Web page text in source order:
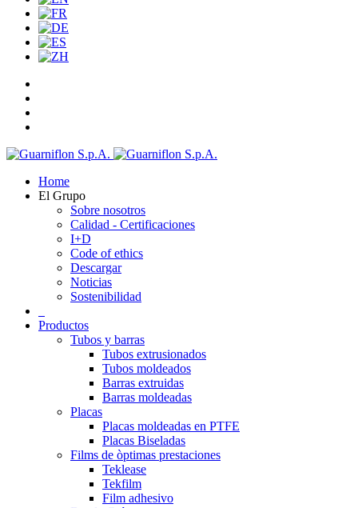
Home
El Grupo
Sobre nosotros
Calidad - Certificaciones
I+D
Code of ethics
Descargar
Noticias
Sostenibilidad
Productos
Tubos y barras
Tubos extrusionados
Tubos moldeados
Barras extruidas
Barras moldeadas
Placas
Placas moldeadas en PTFE
Placas Biseladas
Films de òptimas prestaciones
Teklease
Tekfilm
Film adhesivo